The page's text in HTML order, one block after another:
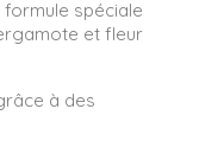
spéciale
et fleur
à des